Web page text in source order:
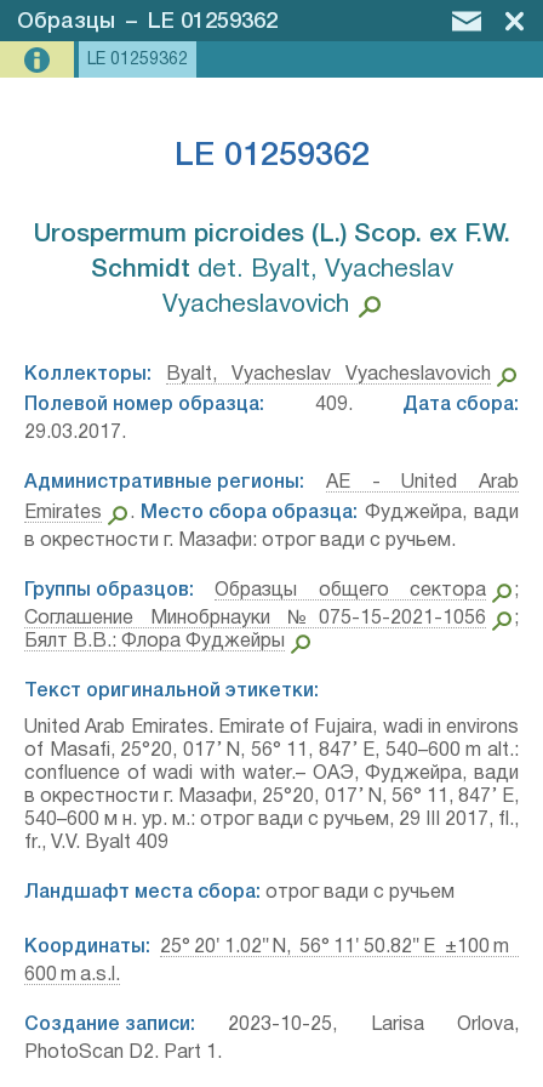
Образцы – LE 01259362
LE 01259362
LE 01259362
Urospermum picroides (L.) Scop. ex F.W.
Schmidt⁣ det. Byalt, Vyacheslav
Vyacheslavovich
Коллекторы:
Byalt, Vyacheslav Vyacheslavovich
Полевой номер образца: 409. Дата сбора:
29.03.2017.
Административные регионы:
AE - United Arab
Emirates
. Место сбора образца: Фуджейра, вади
в окрестности г. Мазафи: отрог вади с ручьем.
Группы образцов: Образцы общего сектора
;
Соглашение Минобрнауки №075-15-2021-1056
;
Бялт В.В.: Флора Фуджейры
Текст оригинальной этикетки:
United Arab Emirates. Emirate of Fujaira, wadi in environs
of Masafi, 25°20, 017’ N, 56° 11, 847’ E, 540–600 m alt.:
confluence of wadi with water.– ОАЭ, Фуджейра, вади
в окрестности г. Мазафи, 25°20, 017’ N, 56° 11, 847’ E,
540–600 м н. ур. м.: отрог вади с ручьем, 29 III 2017, fl.,
fr., V.V. Byalt 409
Ландшафт места сбора: отрог вади с ручьем
Координаты:
25° 20′ 1.02″ N, 56° 11′ 50.82″ E ±100 m
600 m a.s.l.
Создание записи: 2023-10-25, Larisa Orlova,
PhotoScan D2. Part 1.